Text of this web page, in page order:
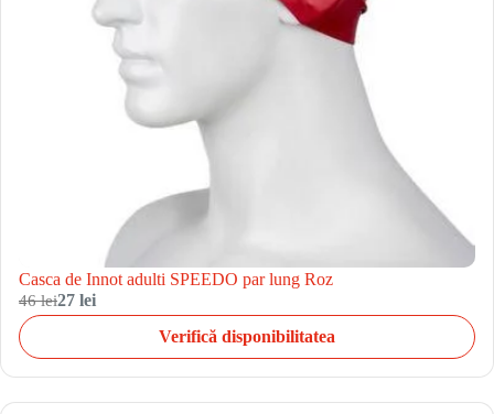
Casca de Innot adulti SPEEDO par lung Roz
46 lei27 lei
Verifică disponibilitatea